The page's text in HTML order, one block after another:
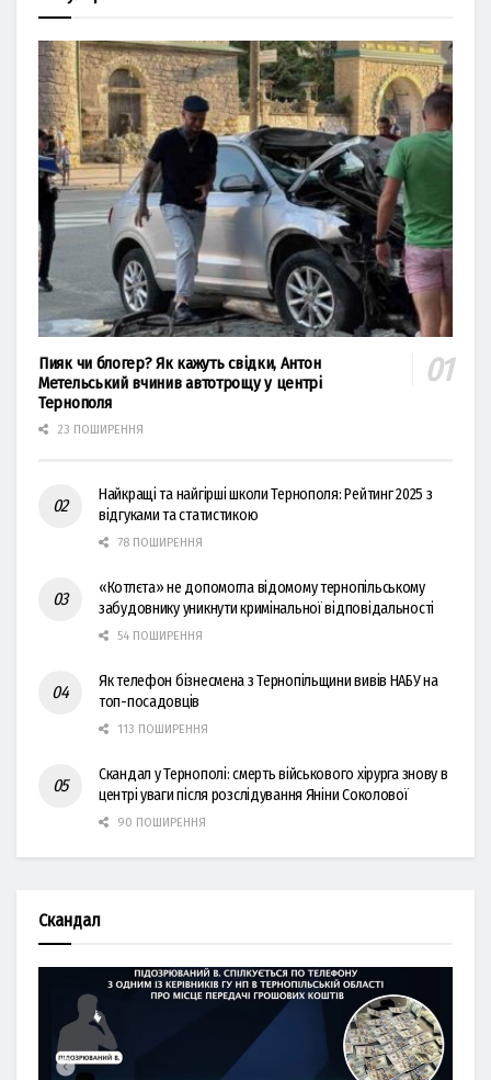
Пияк чи блогер? Як кажуть свідки, Антон
Метельський вчинив автотрощу у центрі
Тернополя
23 ПОШИРЕННЯ
Найкращі та найгірші школи Тернополя: Рейтинг 2025 з
відгуками та статистикою
78 ПОШИРЕННЯ
«Котлєта» не допомогла відомому тернопільському
забудовнику уникнути кримінальної відповідальності
54 ПОШИРЕННЯ
Як телефон бізнесмена з Тернопільщини вивів НАБУ на
топ-посадовців
113 ПОШИРЕННЯ
Скандал у Тернополі: смерть військового хірурга знову в
центрі уваги після розслідування Яніни Соколової
90 ПОШИРЕННЯ
Скандал